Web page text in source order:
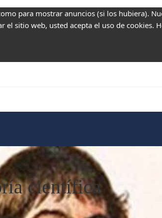
para mostrar anuncios (si los hubiera).
sitio web, usted acepta el uso de cookies.
científica